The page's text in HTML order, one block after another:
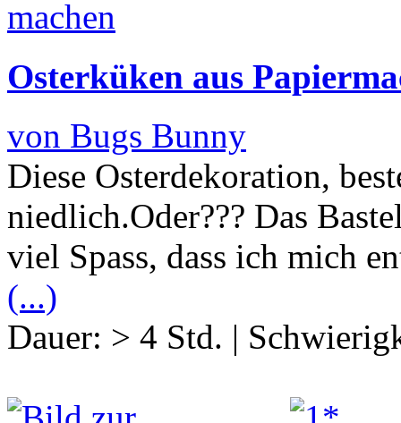
Osterküken aus
von Bugs Bunny
Diese Osterdekoration,
niedlich.Oder??? Das
viel Spass, dass ich mich
(...)
Dauer: > 4 Std. |